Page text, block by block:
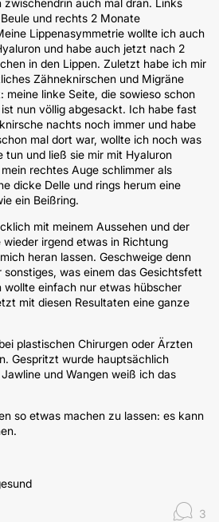
auch mal dran. Links
und rechts 2 Monate
Lippenasymmetrie wollte ich auch
und habe auch jetzt nach 2
in den Lippen. Zuletzt habe ich mir
Zähneknirschen und Migräne
meine linke Seite, die sowieso schon
nun völlig abgesackt. Ich habe fast
nachts noch immer und habe
mal dort war, wollte ich noch was
tun und ließ sie mir mit Hyaluron
rechtes Auge schlimmer als
dicke Delle und rings herum eine
ein Beißring.
mit meinem Aussehen und der
irgend etwas in Richtung
heran lassen. Geschweige denn
sonstiges, was einem das Gesichtsfett
einfach nur etwas hübscher
mit diesen Resultaten eine ganze
plastischen Chirurgen oder Ärzten
Gespritzt wurde hauptsächlich
und Wangen weiß ich das
so etwas machen zu lassen: es kann
3